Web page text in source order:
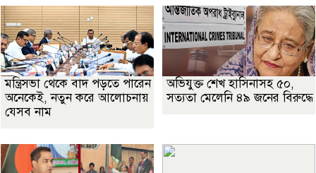
মন্ত্রিসভা থেকে বাদ পড়তে পারেন
অনেকেই, নতুন করে আলোচনায়
যেসব নাম
অভিযুক্ত শেখ হাসিনাসহ ৫০,
সত্যতা মেলেনি ৪৯ জনের বিরুদ্ধে